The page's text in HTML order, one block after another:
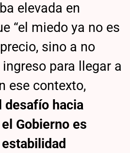
elevada en
“el miedo ya no es
sino a no
para llegar a
ese contexto,
desafío hacia
Gobierno es